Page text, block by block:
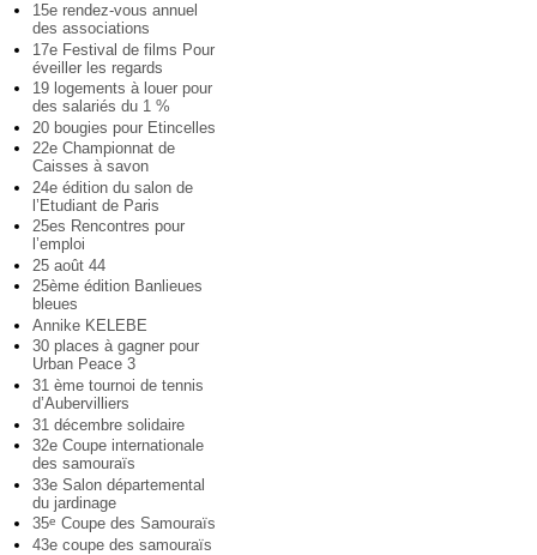
15e rendez-vous annuel
des associations
17e Festival de films Pour
éveiller les regards
19 logements à louer pour
des salariés du 1 %
20 bougies pour Etincelles
22e Championnat de
Caisses à savon
24e édition du salon de
l’Etudiant de Paris
25es Rencontres pour
l’emploi
25 août 44
25ème édition Banlieues
bleues
Annike KELEBE
30 places à gagner pour
Urban Peace 3
31 ème tournoi de tennis
d’Aubervilliers
31 décembre solidaire
32e Coupe internationale
des samouraïs
33e Salon départemental
du jardinage
35e Coupe des Samouraïs
43e coupe des samouraïs